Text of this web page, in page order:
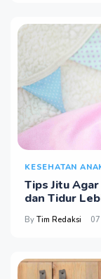
KESEHATAN
Tips Jitu
dan Tidur
By Tim Redaksi